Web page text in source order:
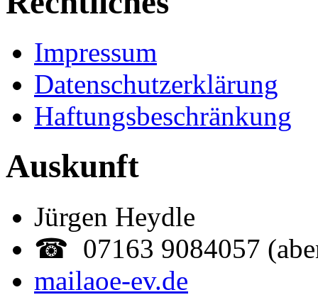
Impressum
Datenschutzerklärung
Haftungsbeschränkung
Auskunft
Jürgen Heydle
☎ 07163 9084057
mailaoe-ev.de